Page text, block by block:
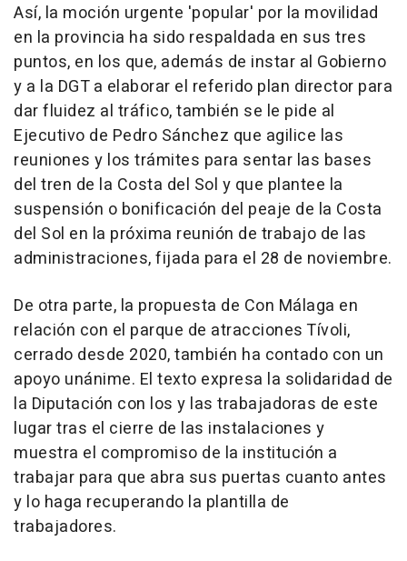
Así, la moción urgente 'popular' por la movilidad
en la provincia ha sido respaldada en sus tres
puntos, en los que, además de instar al Gobierno
y a la DGT a elaborar el referido plan director para
dar fluidez al tráfico, también se le pide al
Ejecutivo de Pedro Sánchez que agilice las
reuniones y los trámites para sentar las bases
del tren de la Costa del Sol y que plantee la
suspensión o bonificación del peaje de la Costa
del Sol en la próxima reunión de trabajo de las
administraciones, fijada para el 28 de noviembre.
De otra parte, la propuesta de Con Málaga en
relación con el parque de atracciones Tívoli,
cerrado desde 2020, también ha contado con un
apoyo unánime. El texto expresa la solidaridad de
la Diputación con los y las trabajadoras de este
lugar tras el cierre de las instalaciones y
muestra el compromiso de la institución a
trabajar para que abra sus puertas cuanto antes
y lo haga recuperando la plantilla de
trabajadores.